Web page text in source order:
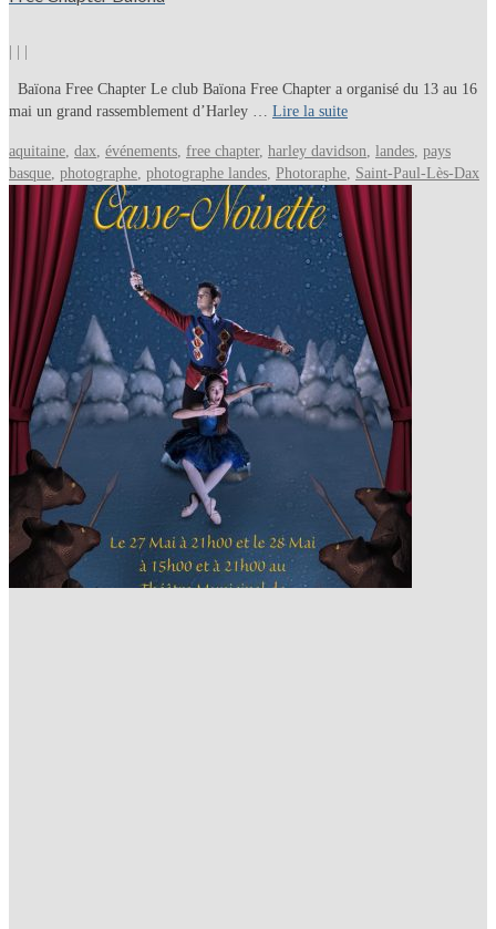
Baïona Free Chapter Le club Baïona Free Chapter a organisé du 13 au 16
mai un grand rassemblement d’Harley … Lire la suite
aquitaine, dax, événements, free chapter, harley davidson, landes, pays
basque, photographe, photographe landes, Photoraphe, Saint-Paul-Lès-Dax